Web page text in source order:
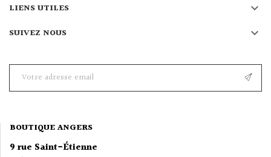
LIENS UTILES 
SUIVEZ NOUS 
BOUTIQUE ANGERS
9 rue Saint-Étienne